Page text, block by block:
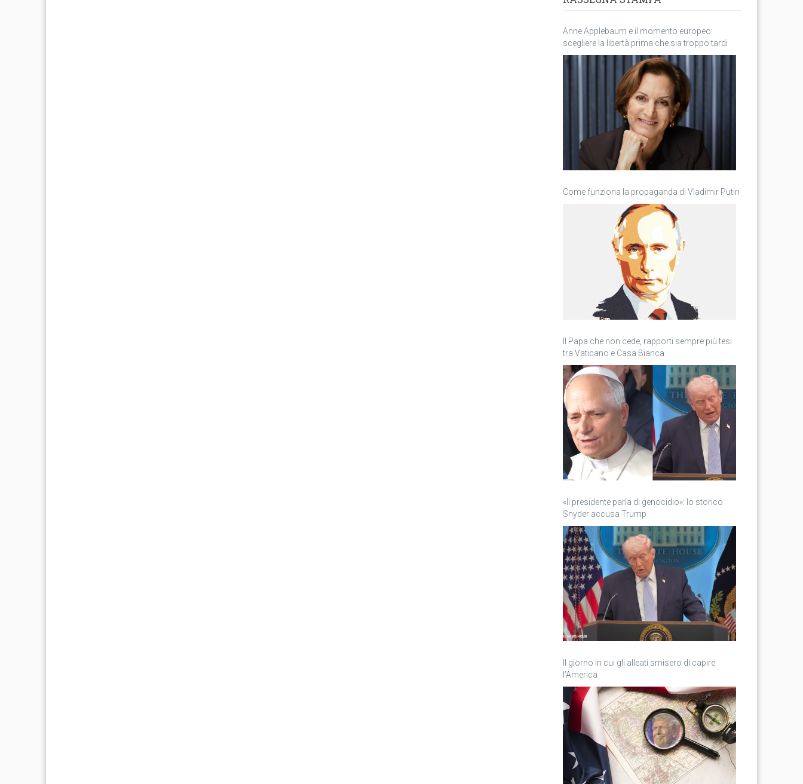
Anne Applebaum e il momento europeo:
scegliere la libertà prima che sia troppo tardi
Come funziona la propaganda di Vladimir Putin
Il Papa che non cede, rapporti sempre più tesi
tra Vaticano e Casa Bianca
«Il presidente parla di genocidio»: lo storico
Snyder accusa Trump
Il giorno in cui gli alleati smisero di capire
l’America